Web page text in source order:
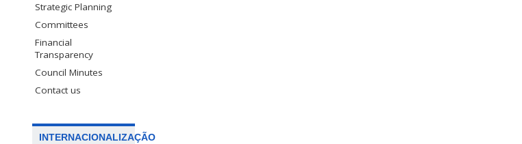
Strategic Planning
Committees
Financial
Transparency
Council Minutes
Contact us
INTERNACIONALIZAÇÃO